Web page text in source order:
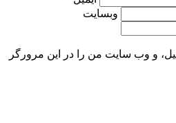
وبسایت
و وب سایت من را در این مرورگر